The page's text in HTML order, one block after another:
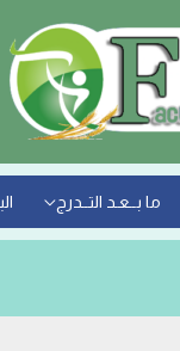
ما بــعـد التــدرج